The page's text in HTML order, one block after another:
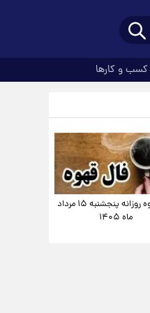
کسب و کارها
فال قهوه روزانه پنجشنبه ۱۵ مرداد
ماه ۱۴۰۵